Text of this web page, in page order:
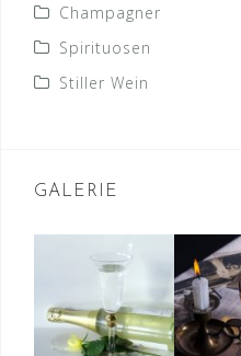
Champagner
Spirituosen
Stiller Wein
GALERIE